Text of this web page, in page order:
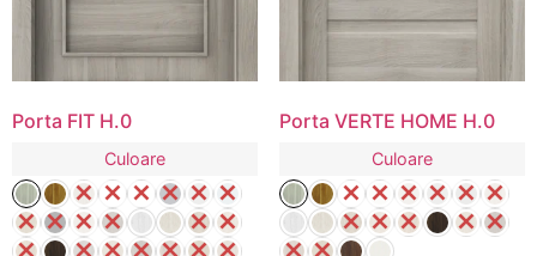
Porta FIT H.0
Culoare
Porta VERTE HOME H.0
Culoare